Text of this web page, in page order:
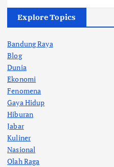
Explore Topics
Bandung Raya
Blog
Dunia
Ekonomi
Fenomena
Gaya Hidup
Hiburan
Jabar
Kuliner
Nasional
Olah Raga